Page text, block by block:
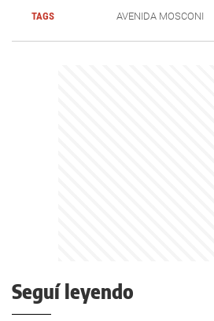
TAGS AVENIDA MOSCONI
Seguí leyendo